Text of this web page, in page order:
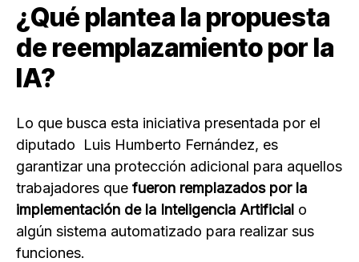
¿Qué plantea la propuesta
de reemplazamiento por la
IA?
Lo que busca esta iniciativa presentada por el
diputado Luis Humberto Fernández, es
garantizar una protección adicional para aquellos
trabajadores que fueron remplazados por la
implementación de la Inteligencia Artificial o
algún sistema automatizado para realizar sus
funciones.